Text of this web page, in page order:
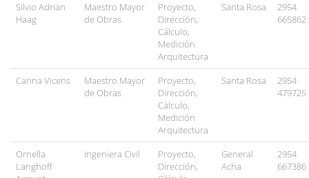
Silvio Adrian
Haag
Maestro Mayor
de Obras
Proyecto,
Dirección,
Cálculo,
Medición
Arquitectura
Santa Rosa
2954
665862
Carina Vicens
Maestro Mayor
de Obras
Proyecto,
Dirección,
Cálculo,
Medición
Arquitectura
Santa Rosa
2954
479725
Ornella
Langhoff
Ingeniera Civil
Proyecto,
Dirección,
General
Acha
2954
667386